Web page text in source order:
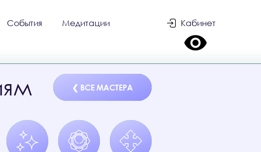
События Медитации Кабинет
❮ ВСЕ МАСТЕРА
❮ ВСЕ МАСТЕРА